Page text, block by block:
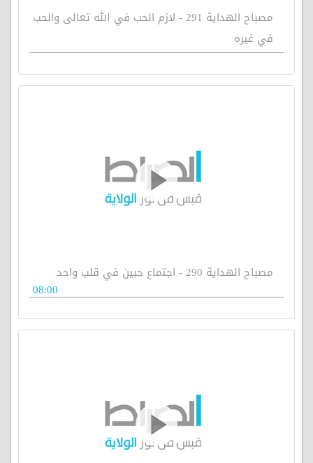
مصباح الهداية 291 - لازم الحب في الله تعالى والحب
في غيره
مصباح الهداية 290 - اجتماع حبين في قلب واحد
08:00